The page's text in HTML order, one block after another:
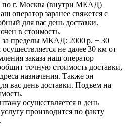
по г. Москва (внутри МКАД)
оператор заранее свяжется с
для вас день доставки.
в стоимость.
за пределы МКАД: 2000 р. + 30
не далее 30 км от
заказа наш оператор
точную стоимость доставки,
назначения. Также он
вас день доставки. Подъем на
осуществляется в день
производится по факту